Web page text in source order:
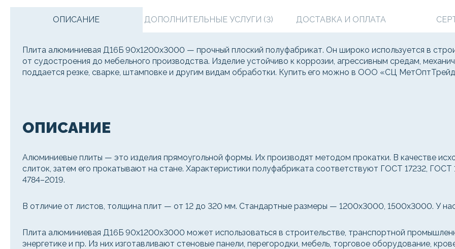
ОПИСАНИЕ ДОПОЛНИТЕЛЬНЫЕ УСЛУГИ (3) ДОСТАВКА И ОПЛАТА
Плита алюминиевая Д16Б 90х1200х3000 — прочный плоский полуфабрикат. Он широко используется в
от судостроения до мебельного производства. Изделие устойчиво к коррозии, агрессивным средам,
поддается резке, сварке, штамповке и другим видам обработки. Купить его можно в ООО «СЦ
ОПИСАНИЕ
Алюминиевые плиты — это изделия прямоугольной формы. Их производят методом прокатки. В качестве
слиток, затем его прокатывают на стане. Характеристики полуфабриката соответствуют ГОСТ 17232,
4784–2019.
В отличие от листов, толщина плит — от 12 до 320 мм. Стандартные размеры — 1200x3000, 1500x3000. У нас
Плита алюминиевая Д16Б 90х1200х3000 может использоваться в строительстве, транспортной
энергетике и пр. Из них изготавливают стеновые панели, перегородки, мебель, торговое оборудование,